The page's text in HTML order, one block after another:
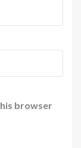
browser